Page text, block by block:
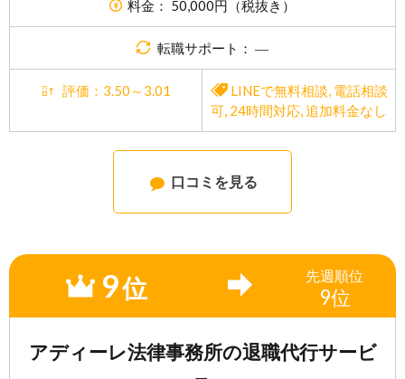
料金： 50,000円（税抜き）
転職サポート： ―
評価：3.50～3.01 LINEで無料相談 電話相談
可 24時間対応 追加料金なし
口コミを見る
9位 先週 順位
9位
アディーレ法律事務所の退職代行サービ